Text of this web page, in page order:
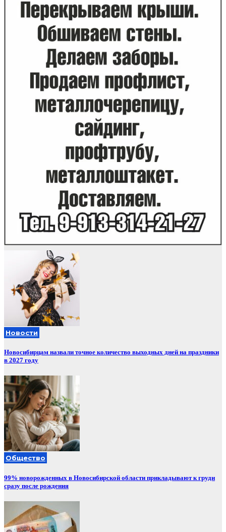
Новости
Новосибирцам назвали точное количество выходных дней на праздники
в 2027 году
Общество
99% новорожденных в Новосибирской области прикладывают к груди
сразу после рождения